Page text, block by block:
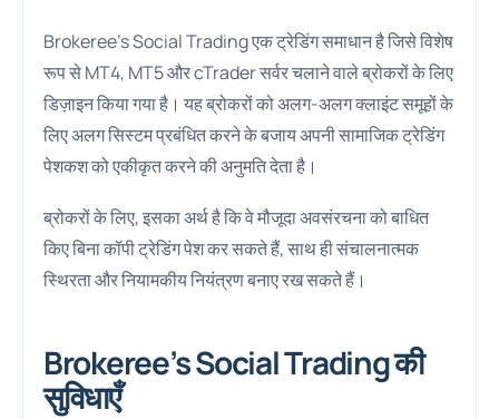
Brokeree’s Social Trading एक ट्रेडिंग समाधान है जिसे विशेष
रूप से MT4, MT5 और cTrader सर्वर चलाने वाले ब्रोकरों के लिए
डिज़ाइन किया गया है। यह ब्रोकरों को अलग-अलग क्लाइंट समूहों के
लिए अलग सिस्टम प्रबंधित करने के बजाय अपनी सामाजिक ट्रेडिंग
पेशकश को एकीकृत करने की अनुमति देता है।
ब्रोकरों के लिए, इसका अर्थ है कि वे मौजूदा अवसंरचना को बाधित
किए बिना कॉपी ट्रेडिंग पेश कर सकते हैं, साथ ही संचालनात्मक
स्थिरता और नियामकीय नियंत्रण बनाए रख सकते हैं।
Brokeree’s Social Trading की
सुविधाएँ